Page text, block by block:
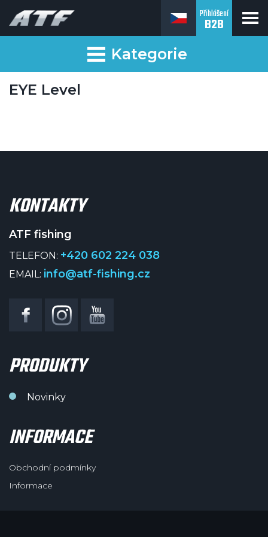
Přihlášení
B2B
Kategorie
EYE Level
KONTAKTY
ATF fishing
TELEFON: +420 602 224 038
EMAIL: info@atf-fishing.cz
PRODUKTY
Novinky
INFORMACE
Obchodní podmínky
Informace